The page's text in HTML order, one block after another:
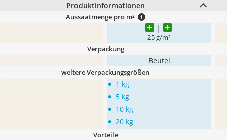
Produktinformationen
Aussaatmenge pro m²
25 g/m²
Verpackung
Beutel
weitere Verpackungsgrößen
• 1 kg
• 5 kg
• 10 kg
• 20 kg
Vorteile